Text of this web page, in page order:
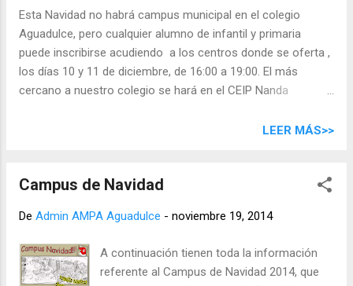
Juegos con Chachi Camp ( Organizadores de nuestros
Campus) Actuaciones de nuestras actividades
extraescolares Concurso de postres: anímate y participa
llevándolo esa misma tarde Actúa y Disfruta en Navidad:
participación de n...
Esta Navidad no habrá campus municipal en el colegio
Aguadulce, pero cualquier alumno de infantil y primaria
puede inscribirse acudiendo a los centros donde se oferta ,
los días 10 y 11 de diciembre, de 16:00 a 19:00. El más
cercano a nuestro colegio se hará en el CEIP Nanda
abierto el plazo de inscripción para el Campus de Navidad
LEER MÁS>>
Campus de Navidad
De Admin AMPA Aguadulce - noviembre 19, 2014
A continuación tienen toda la información
referente al Campus de Navidad 2014, que